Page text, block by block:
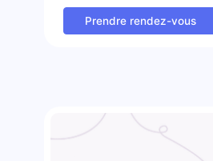
Prendre rendez-vous